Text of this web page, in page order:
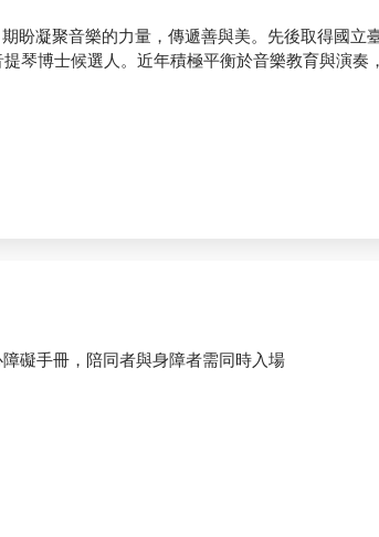
盼凝聚音樂的力量，傳遞善與美。先後取得國立
琴博士候選人。近年積極平衡於音樂教育與演奏
礙手冊，陪同者與身障者需同時入場